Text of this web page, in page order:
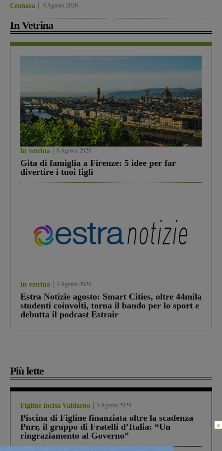
Cronaca 6 Agosto 2026
In Vetrina
In vetrina 6 Agosto 2026
Gita di famiglia a Firenze: 5 idee per far
divertire i tuoi figli
In vetrina 3 Agosto 2026
Estra Notizie agosto: Smart Cities, oltre 44mila
studenti coinvolti, torna il bando per lo sport e
debutta il podcast Estrair
Più lette
Figline Incisa Valdarno 1 Agosto 2026
Piscina di Figline finanziata oltre la scadenza
Pnrr, il gruppo di Fratelli d’Italia: “Un
ringraziamento al Governo”
×